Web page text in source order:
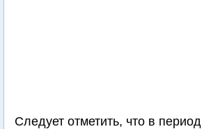
Следует отметить, что в